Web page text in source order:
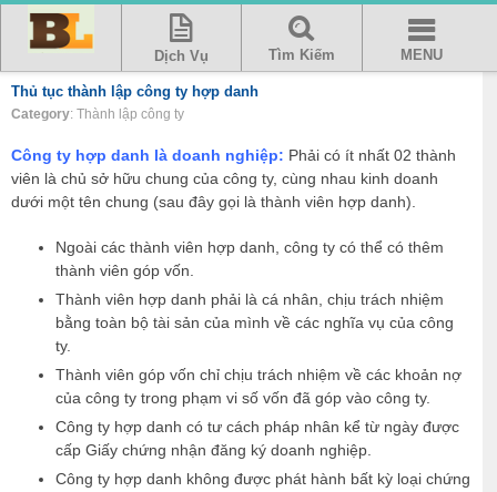
Dịch Vụ Tìm Kiếm MENU
Thủ tục thành lập công ty hợp danh
Category: Thành lập công ty
Công ty hợp danh là doanh nghiệp: Phải có ít nhất 02 thành
viên là chủ sở hữu chung của công ty, cùng nhau kinh doanh
dưới một tên chung (sau đây gọi là thành viên hợp danh).
Ngoài các thành viên hợp danh, công ty có thể có thêm
thành viên góp vốn.
Thành viên hợp danh phải là cá nhân, chịu trách nhiệm
bằng toàn bộ tài sản của mình về các nghĩa vụ của công
ty.
Thành viên góp vốn chỉ chịu trách nhiệm về các khoản nợ
của công ty trong phạm vi số vốn đã góp vào công ty.
Công ty hợp danh có tư cách pháp nhân kể từ ngày được
cấp Giấy chứng nhận đăng ký doanh nghiệp.
Công ty hợp danh không được phát hành bất kỳ loại chứng